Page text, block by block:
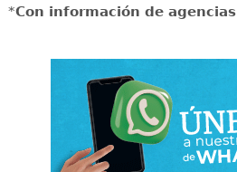
*Con información de agencias